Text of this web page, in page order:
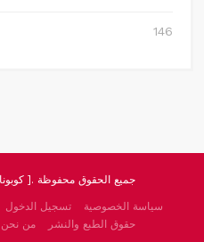
146
© [ 2025 ] [ COPONAT كوبونات ]. جميع الحقوق محفوظة
تسجيل الدخول
سياسة الخصوصية
من نحن حقوق الطبع والنشر